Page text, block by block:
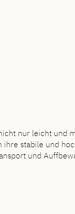
nur leicht und
ihre stabile und
und